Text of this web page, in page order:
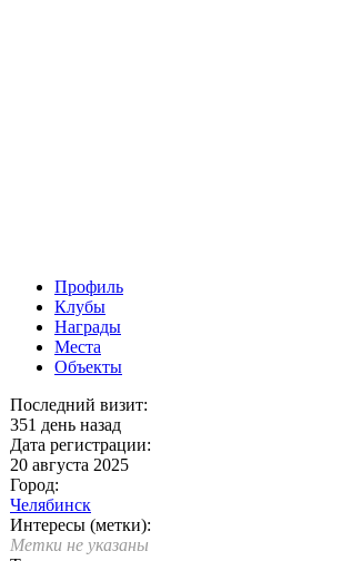
Профиль
Клубы
Награды
Места
Объекты
Последний визит:
351 день назад
Дата регистрации:
20 августа 2025
Город:
Челябинск
Интересы (метки):
Метки не указаны